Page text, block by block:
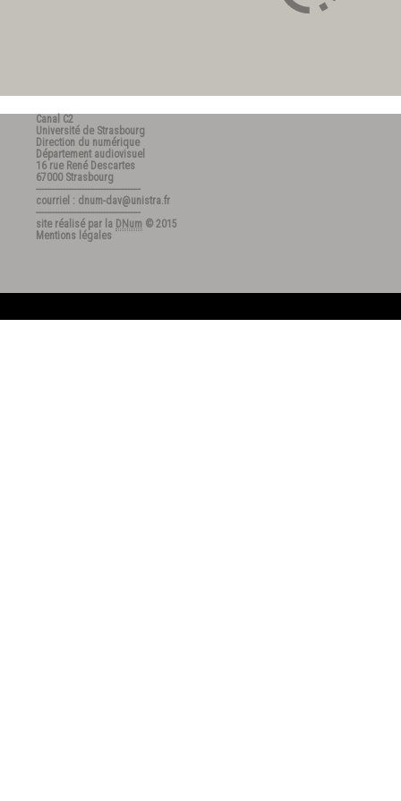
Canal C2
Université de Strasbourg
Direction du numérique
Département audiovisuel
16 rue René Descartes
67000 Strasbourg
---------------------------------------
courriel : dnum-dav@unistra.fr
---------------------------------------
site réalisé par la DNum © 2015
Mentions légales